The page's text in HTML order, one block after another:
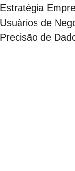
Estratégia
Usuários de
Precisão de